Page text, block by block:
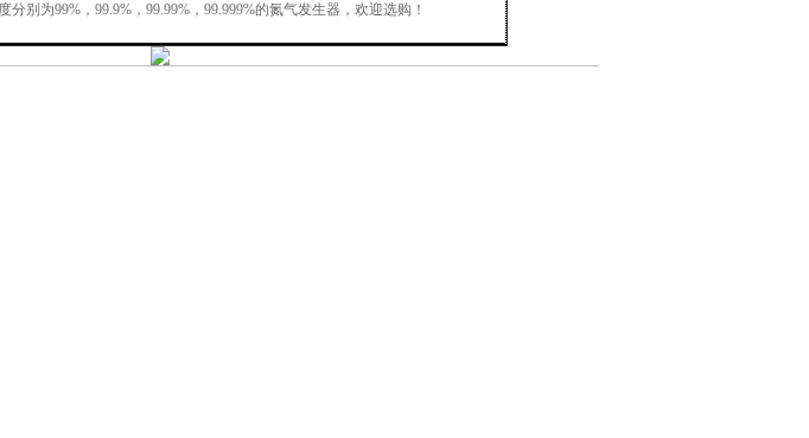
分别为99% ， 99.9% ， 99.99% ， 99.999%的氮气发生器，欢迎选购！